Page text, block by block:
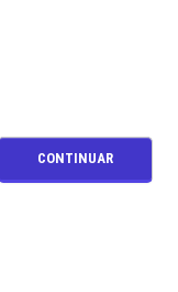
CONTINUAR